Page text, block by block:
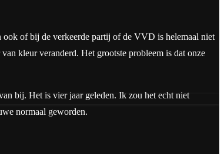
ook of bij de verkeerde partij of de VVD is helemaal niet
kleur veranderd. Het grootste probleem is dat onze
bij. Het is vier jaar geleden. Ik zou het echt niet
normaal geworden.